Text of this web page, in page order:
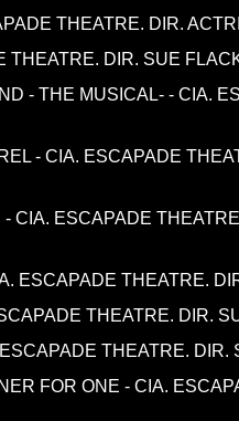
THEATRE. DIR.
THEATRE. DIR. SUE
- THE MUSICAL- - CIA.
- CIA. ESCAPADE
CIA. ESCAPADE
ESCAPADE THEATRE.
THEATRE. DIR.
THEATRE. DIR.
FOR ONE - CIA.